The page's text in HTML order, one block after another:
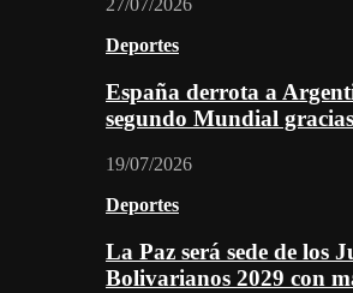
27/07/2026
Deportes
España derrota a
segundo Mundial
19/07/2026
Deportes
La Paz será sede de los
Bolivarianos 2029 con